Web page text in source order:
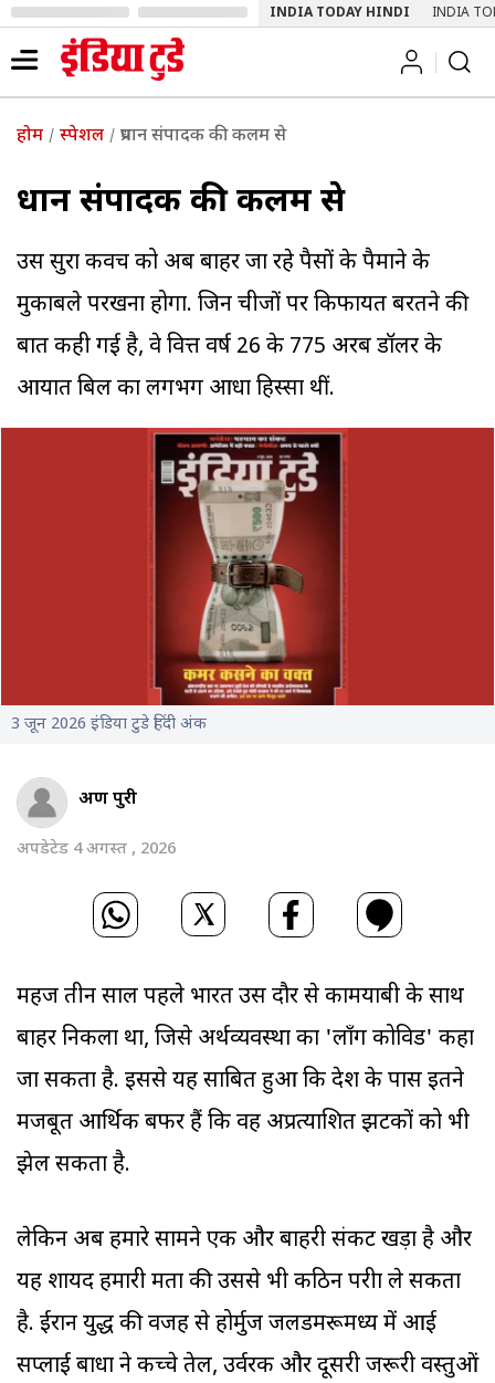
INDIA TODAY HINDI INDIA
होम स्पेशल प्रधान संपादक की कलम से
प्रधान संपादक की कलम से
उस सुरक्षा कवच को अब बाहर जा रहे पैसों के पैमाने के
मुकाबले परखना होगा. जिन चीजों पर ‌किफायत बरतने की
बात कही गई है, वे वित्त वर्ष 26 के 775 अरब डॉलर के
आयात बिल का लगभग आधा हिस्सा थीं.
3 जून 2026 इंडिया टुडे हिंदी अंक
अरुण पुरी
अपडेटेड 4 अगस्त , 2026
महज तीन साल पहले भारत उस दौर से कामयाबी के साथ
बाहर निकला था, जिसे अर्थव्यवस्था का 'लाँग कोविड' कहा
जा सकता है. इससे यह साबित हुआ कि देश के पास इतने
मजबूत आर्थिक बफर हैं कि वह अप्रत्याशित झटकों को भी
झेल सकता है.
लेकिन अब हमारे सामने एक और बाहरी संकट खड़ा है और
यह शायद हमारी क्षमता की उससे भी कठिन परीक्षा ले सकता
है. ईरान युद्ध की वजह से होर्मुज जलडमरूमध्य में आई
सप्लाई बाधा ने कच्चे तेल, उर्वरक और दूसरी जरूरी वस्तुओं